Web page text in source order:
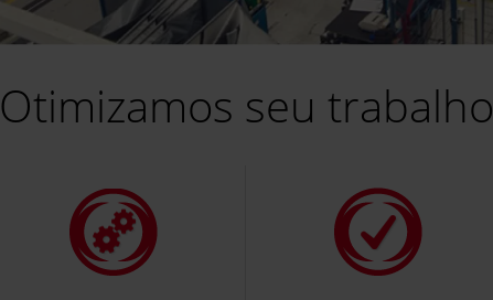
Otimizamos seu trabalho